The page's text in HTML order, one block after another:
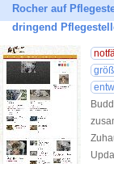
Rocher auf
dringend